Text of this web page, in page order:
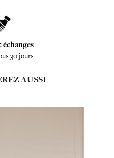
30 jours
AUSSI